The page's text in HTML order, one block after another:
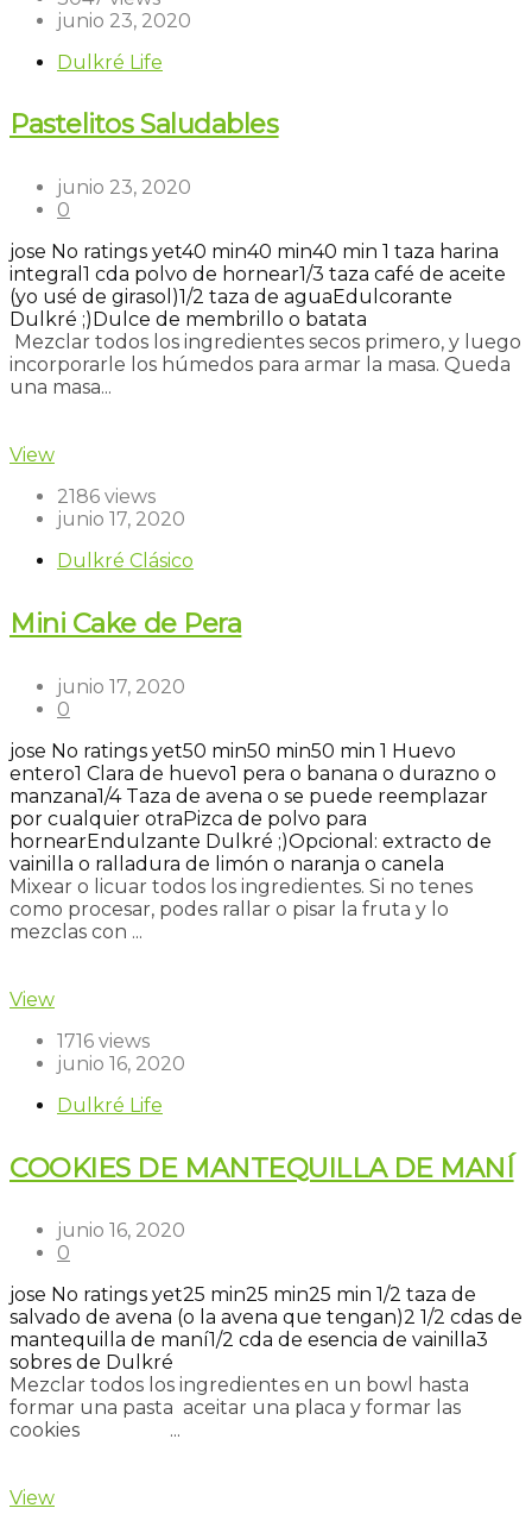
junio 23, 2020
Dulkré Life
Pastelitos Saludables
junio 23, 2020
0
jose No ratings yet40 min40 min40 min 1 taza harina
integral 1 cda polvo de hornear1/3 taza café de aceite
(yo usé de girasol)1/2 taza de agua Edulcorante
Dulkré ;) Dulce de membrillo o batata
Mezclar todos los ingredientes secos primero, y luego
incorporarle los húmedos para armar la masa. Queda
una masa...
View
2186 views
junio 17, 2020
Dulkré Clásico
Mini Cake de Pera
junio 17, 2020
0
jose No ratings yet50 min50 min50 min 1 Huevo
entero1 Clara de huevo1 pera o banana o durazno o
manzana1/4 Taza de avena o se puede reemplazar
por cualquier otraPizca de polvo para
hornearEndulzante Dulkré ;)Opcional: extracto de
vainilla o ralladura de limón o naranja o canela
Mixear o licuar todos los ingredientes. Si no tenes
como procesar, podes rallar o pisar la fruta y lo
mezclas con ...
View
1716 views
junio 16, 2020
Dulkré Life
COOKIES DE MANTEQUILLA DE MANÍ
junio 16, 2020
0
jose No ratings yet25 min25 min25 min 1/2 taza de
salvado de avena (o la avena que tengan)2 1/2 cdas de
mantequilla de maní1/2 cda de esencia de vainilla3
sobres de Dulkré
Mezclar todos los ingredientes en un bowl hasta
formar una pasta aceitar una placa y formar las
cookies ⠀⠀⠀⠀⠀⠀...
View